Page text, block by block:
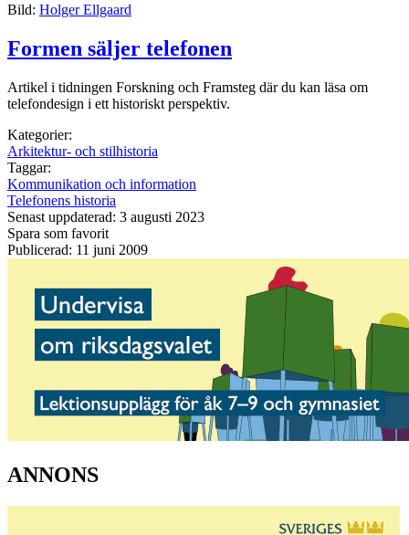
Bild: Holger Ellgaard
Formen säljer telefonen
Artikel i tidningen Forskning och Framsteg där du kan läsa om
telefondesign i ett historiskt perspektiv.
Kategorier:
Arkitektur- och stilhistoria
Taggar:
Kommunikation och information
Telefonens historia
Senast uppdaterad: 3 augusti 2023
Spara som favorit
Publicerad: 11 juni 2009
ANNONS